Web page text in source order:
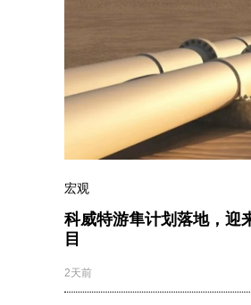
宏观
科威特游隼计划落地，迎
目
2天前